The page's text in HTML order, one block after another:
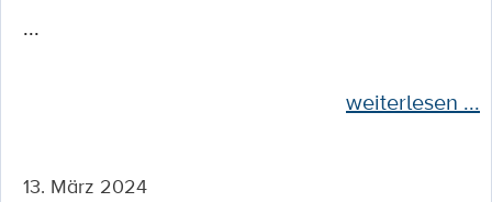
...
weiterlesen ...
13. März 2024